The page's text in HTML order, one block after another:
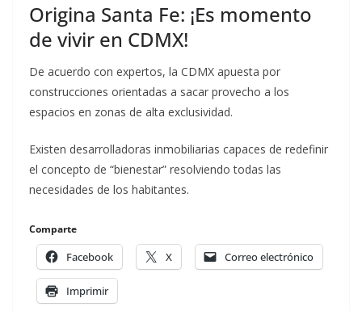
Origina Santa Fe: ¡Es momento
de vivir en CDMX!
De acuerdo con expertos, la CDMX apuesta por
construcciones orientadas a sacar provecho a los
espacios en zonas de alta exclusividad.
Existen desarrolladoras inmobiliarias capaces de redefinir
el concepto de “bienestar” resolviendo todas las
necesidades de los habitantes.
Comparte
Facebook X Correo electrónico
Imprimir